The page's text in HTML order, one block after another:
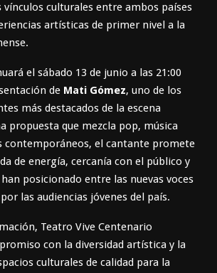
culturales entre ambos países
artísticas de primer nivel a la
el sábado 13 de junio a las 21:00
de Mati Gómez, uno de los
más destacados de la escena
propuesta que mezcla pop, música
contemporáneos, el cantante promete
de energía, cercanía con el público y
posicionado entre las nuevas voces
las audiencias jóvenes del país.
Teatro Vive Centenario
con la diversidad artística y la
culturales de calidad para la